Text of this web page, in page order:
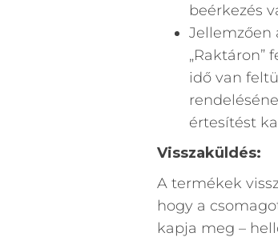
beérkezés
Jellemzően
„Raktáron”
idő van
értesítést
Visszaküldés:
A termékek
hogy a
kapja meg –